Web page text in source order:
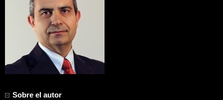
Sobre el autor